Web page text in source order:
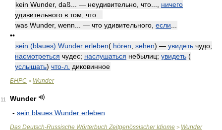
kein Wunder, daß... — неудивительно, что..., ничего
удивительного в том, что...
was Wunder, wenn... — что удивительного, если
••
sein (blaues) Wunder erleben( hören sehen) — увидеть чудо;
насмотреться чудес; наслушаться небылиц; увидеть (
услышать) что-л. диковинное
БНРС > Wunder
11
Wunder
- sein blaues Wunder erleben
Das Deutsch-Russische Wörterbuch Zeitgenössischer Idiome > Wunder